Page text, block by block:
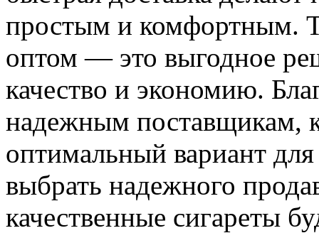
простым и комфортным.
оптом — это выгодное
качество и экономию.
надежным поставщикам,
оптимальный вариант
выбрать надежного
качественные сигареты